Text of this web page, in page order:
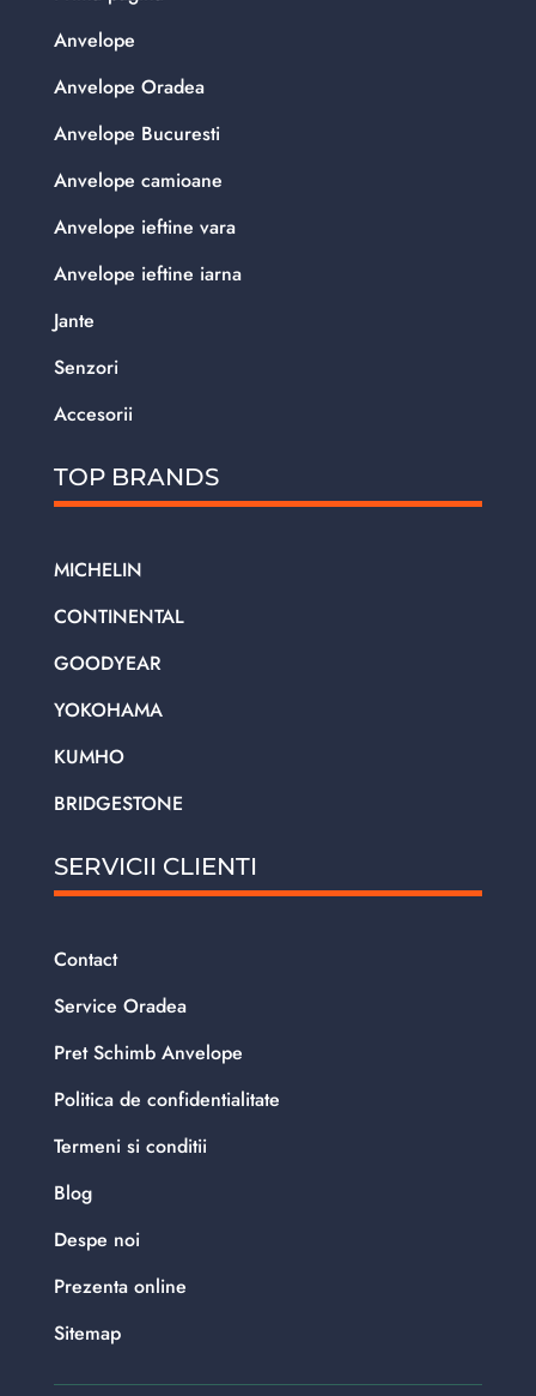
Anvelope
Anvelope Oradea
Anvelope Bucuresti
Anvelope camioane
Anvelope ieftine vara
Anvelope ieftine iarna
Jante
Senzori
Accesorii
TOP BRANDS
MICHELIN
CONTINENTAL
GOODYEAR
YOKOHAMA
KUMHO
BRIDGESTONE
SERVICII CLIENTI
Contact
Service Oradea
Pret Schimb Anvelope
Politica de confidentialitate
Termeni si conditii
Blog
Despe noi
Prezenta online
Sitemap